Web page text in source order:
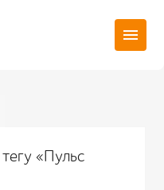
«Пульс